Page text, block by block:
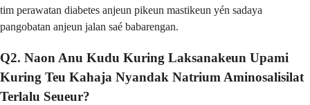
tim perawatan diabetes anjeun pikeun mastikeun yén sadaya
pangobatan anjeun jalan saé babarengan.
Q2. Naon Anu Kudu Kuring Laksanakeun Upami
Kuring Teu Kahaja Nyandak Natrium Aminosalisilat
Terlalu Seueur?